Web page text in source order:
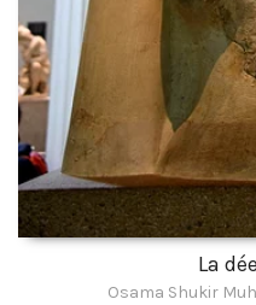
La
Osama Shukir